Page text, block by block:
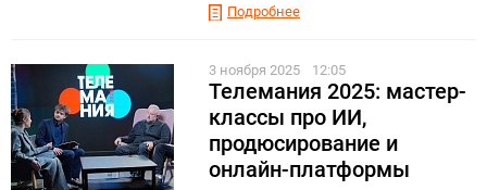
Подробнее
3 ноября 2025 12:05
Телемания 2025: мастер-
классы про ИИ,
продюсирование и
онлайн-платформы